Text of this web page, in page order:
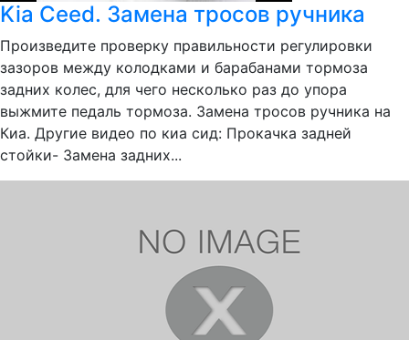
Kia Ceed. Замена тросов ручника
Произведите проверку правильности регулировки
зазоров между колодками и барабанами тормоза
задних колес, для чего несколько раз до упора
выжмите педаль тормоза. Замена тросов ручника на
Киа. Другие видео по киа сид: Прокачка задней
стойки- Замена задних...